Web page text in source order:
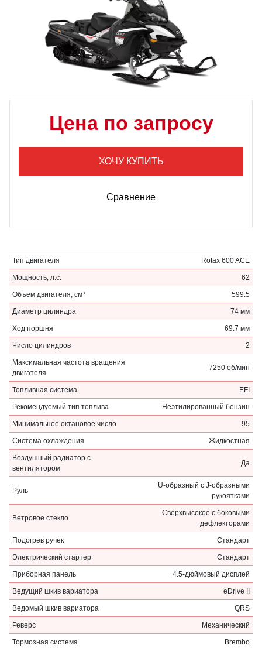
Цена по запросу
ХОЧУ КУПИТЬ
Сравнение
Тип двигателя Rotax 600 ACE
Мощность, л.с. 62
Объем двигателя, см³ 599.5
Диаметр цилиндра 74 мм
Ход поршня 69.7 мм
Число цилиндров 2
Максимальная частота вращения
двигателя
7250 об/мин
Топливная система EFI
Рекомендуемый тип топлива Неэтилированный бензин
Минимальное октановое число 95
Система охлаждения Жидкостная
Воздушный радиатор с
вентилятором
Да
Руль
U-образный с J-образными
рукоятками
Ветровое стекло
Сверхвысокое с боковыми
дефлекторами
Подогрев ручек Стандарт
Электрический стартер Стандарт
Приборная панель 4.5-дюймовый дисплей
Ведущий шкив вариатора eDrive II
Ведомый шкив вариатора QRS
Реверс Механический
Тормозная система Brembo